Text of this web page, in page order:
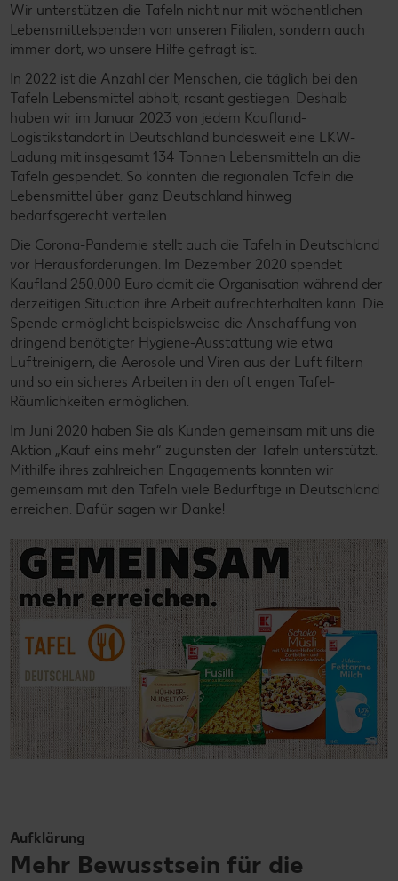
Wir unterstützen die Tafeln nicht nur mit wöchentlichen
Lebensmittelspenden von unseren Filialen, sondern auch
immer dort, wo unsere Hilfe gefragt ist.
In 2022 ist die Anzahl der Menschen, die täglich bei den
Tafeln Lebensmittel abholt, rasant gestiegen. Deshalb
haben wir im Januar 2023 von jedem Kaufland-
Logistikstandort in Deutschland bundesweit eine LKW-
Ladung mit insgesamt 134 Tonnen Lebensmitteln an die
Tafeln gespendet. So konnten die regionalen Tafeln die
Lebensmittel über ganz Deutschland hinweg
bedarfsgerecht verteilen.
Die Corona-Pandemie stellt auch die Tafeln in Deutschland
vor Herausforderungen. Im Dezember 2020 spendet
Kaufland 250.000 Euro damit die Organisation während der
derzeitigen Situation ihre Arbeit aufrechterhalten kann. Die
Spende ermöglicht beispielsweise die Anschaffung von
dringend benötigter Hygiene-Ausstattung wie etwa
Luftreinigern, die Aerosole und Viren aus der Luft filtern
und so ein sicheres Arbeiten in den oft engen Tafel-
Räumlichkeiten ermöglichen.
Im Juni 2020 haben Sie als Kunden gemeinsam mit uns die
Aktion „Kauf eins mehr“ zugunsten der Tafeln unterstützt.
Mithilfe ihres zahlreichen Engagements konnten wir
gemeinsam mit den Tafeln viele Bedürftige in Deutschland
erreichen. Dafür sagen wir Danke!
Aufklärung
Mehr Bewusstsein für die